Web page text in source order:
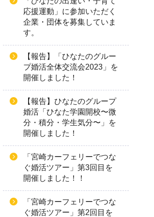
応援運動」に参加いただく
企業・団体を募集していま
す。
【報告】「ひなたのグルー
プ婚活全体交流会2023」を
開催しました！
【報告】ひなたのグループ
婚活「ひなた学園開校〜微
分・積分・学生気分〜」を
開催しました！
「宮崎カーフェリーでつな
ぐ婚活ツアー」第3回目を
開催しました！！
「宮崎カーフェリーでつな
ぐ婚活ツアー」第2回目を